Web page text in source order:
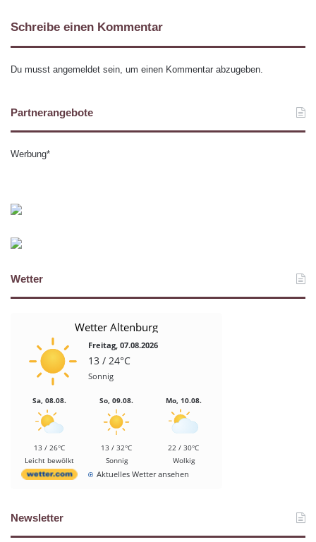
Schreibe einen Kommentar
Du musst angemeldet sein, um einen Kommentar abzugeben.
Partnerangebote
Werbung*
Wetter
Wetter Altenburg
Freitag, 07.08.2026
13 / 24°C
Sonnig
Sa, 08.08.
13 / 26°C
Leicht bewölkt
So, 09.08.
13 / 32°C
Sonnig
Mo, 10.08.
22 / 30°C
Wolkig
Aktuelles Wetter ansehen
Newsletter